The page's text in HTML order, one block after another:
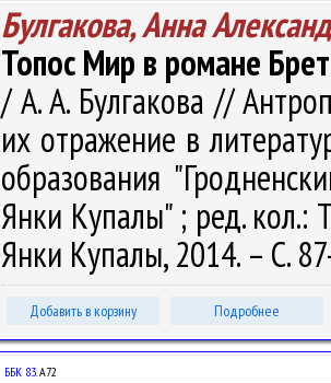
Булгакова, Анна
Топос Мир в романе
/ А. А. Булгакова //
их отражение в
образования
Янки Купалы" ; ред. кол.:
Янки Купалы, 2014. – С.
Добавить в корзину Подробнее
ББК 83.А72